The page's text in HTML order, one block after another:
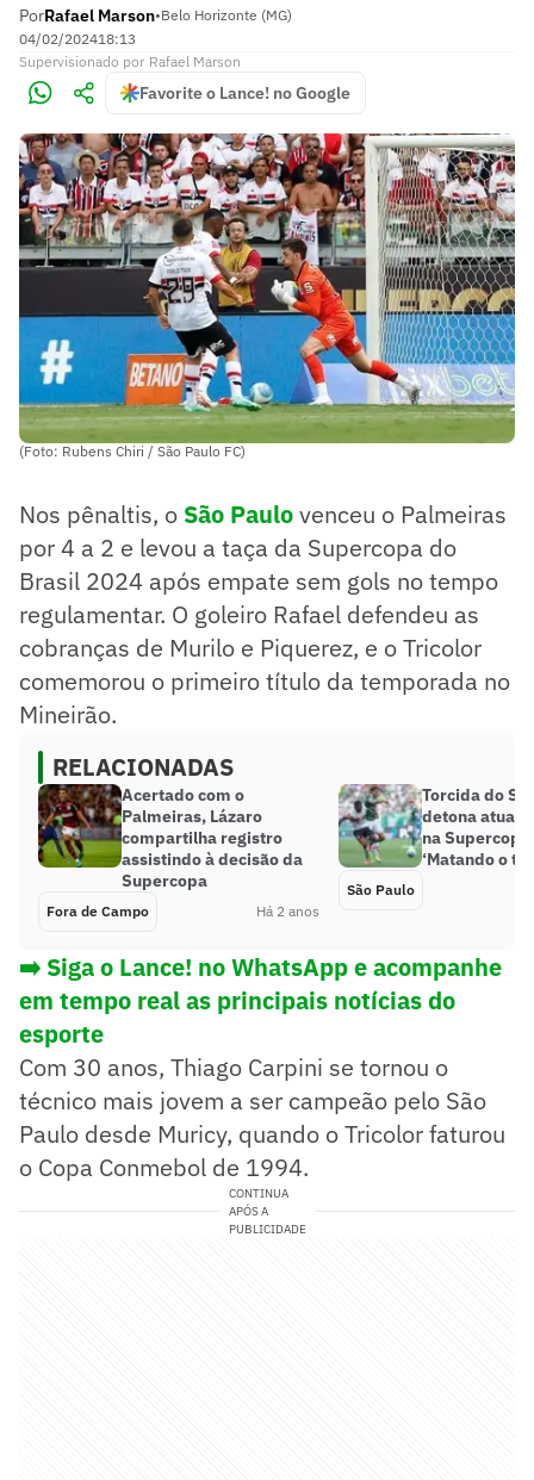
PorRafael Marson•Belo Horizonte (MG)
04/02/202418:13
Supervisionado por Rafael Marson
Favorite o Lance! no Google
(Foto: Rubens Chiri / São Paulo FC)
Nos pênaltis, o São Paulovenceu o Palmeiras
por 4 a 2 e levou a taça da Supercopa do
Brasil 2024 após empate sem gols no tempo
regulamentar. O goleiro Rafael defendeu as
cobranças de Murilo e Piquerez, e o Tricolor
comemorou o primeiro título da temporada no
Mineirão.
RELACIONADAS
Acertado com o
Palmeiras, Lázaro
compartilha registro
assistindo à decisão da
Supercopa
Fora de Campo Há 2 anos
Torcida do
detona
na
‘Matando o
São Paulo
➡️ Siga o Lance! no WhatsApp e acompanhe
em tempo real as principais notícias do
esporte
Com 30 anos, Thiago Carpini se tornou o
técnico mais jovem a ser campeão pelo São
Paulo desde Muricy, quando o Tricolor faturou
o Copa Conmebol de 1994.
CONTINUA
APÓS A
PUBLICIDADE